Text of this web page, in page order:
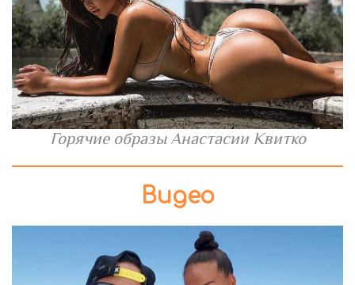
Горячие образы Анастасии Квитко
Видео